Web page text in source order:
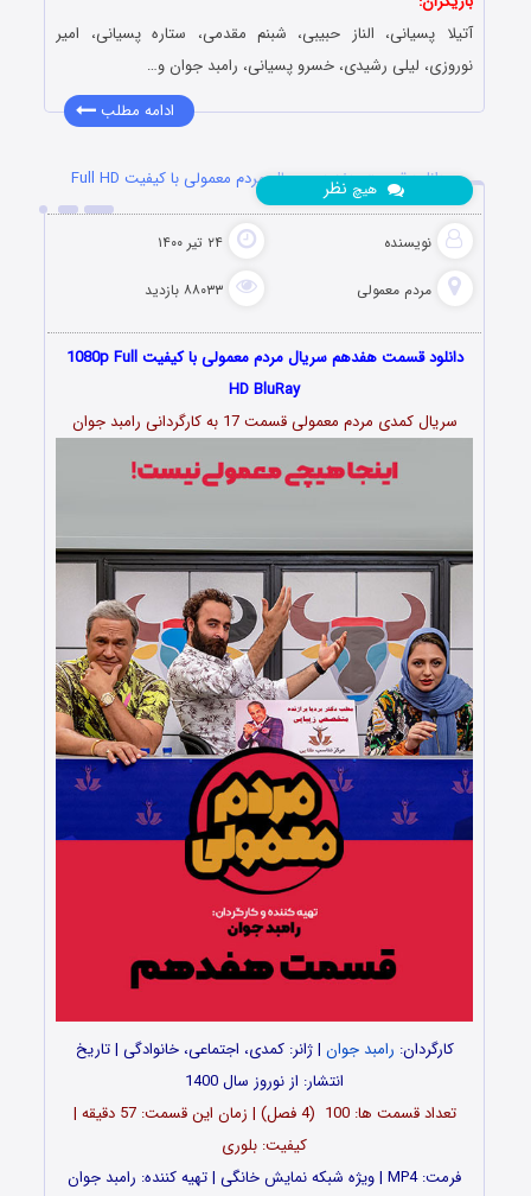
آتیلا پسیانی، الناز حبیبی، شبنم مقدمی، ستاره پسیانی، امیر
نوروزی، لیلی رشیدی، خسرو پسیانی، رامبد جوان و…
ادامه مطلب
دانلود قسمت هفدهم سریال مردم معمولی با کیفیت Full HD
نویسنده ۲۴ تیر ۱۴۰۰
مردم معمولی ۸۸۰۳۳ بازدید
هیچ نظر
دانلود قسمت هفدهم سریال مردم معمولی با کیفیت 1080p Full
HD BluRay
سریال کمدی مردم معمولی قسمت 17 به کارگردانی رامبد جوان
کارگردان: رامبد جوان | ژانر: کمدی، اجتماعی، خانوادگی | تاریخ
انتشار: از نوروز سال 1400
تعداد قسمت ها: 100 (4 فصل) | زمان این قسمت: 57 دقیقه |
کیفیت: بلوری
فرمت: MP4 | ویژه شبکه نمایش خانگی | تهیه کننده: رامبد جوان